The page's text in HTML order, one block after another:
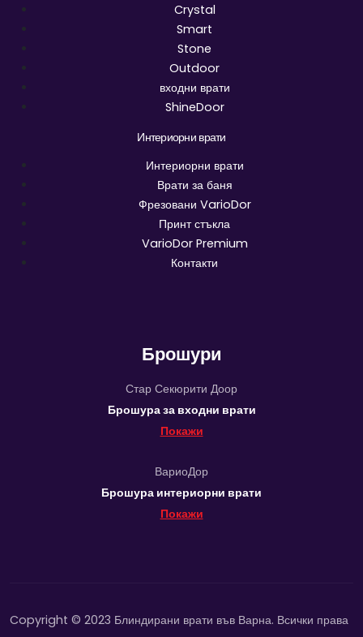
Crystal
Smart
Stone
Outdoor
входни врати
ShineDoor
Интериорни врати
Интериорни врати
Врати за баня
Фрезовани VarioDor
Принт стъкла
VarioDor Premium
Контакти
Брошури
Стар Секюрити Доор
Брошура за входни врати
Покажи
ВариоДор
Брошура интериорни врати
Покажи
Copyright © 2023 Блиндирани врати във Варна. Всички права